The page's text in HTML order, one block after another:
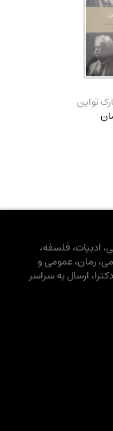
تواین
ادبیات، فلسفه،
رمان، عمومی و
ارسال به سراسر